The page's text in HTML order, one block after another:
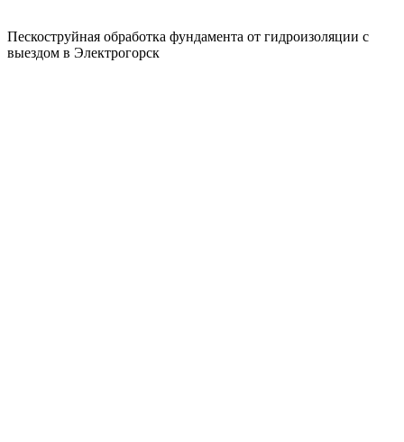
Пескоструйная обработка фундамента от гидроизоляции с
выездом в Электрогорск